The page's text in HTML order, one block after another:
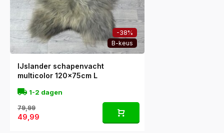
-38%
B-keus
IJslander schapenvacht
multicolor 120x75cm L
1-2 dagen
79,99
49,99